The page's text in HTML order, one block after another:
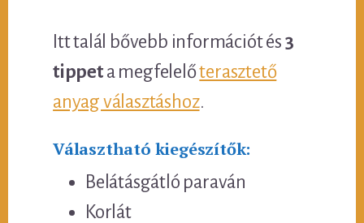
Itt talál bővebb információt és 3
tippeta megfelelőterasztető
anyag választáshoz.
Választható kiegészítők:
Belátásgátló paraván
Korlát